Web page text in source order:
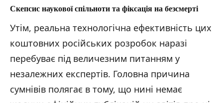
Скепсис наукової спільноти та фіксація на безсмерті
Утім, реальна технологічна ефективність цих
коштовних російських розробок наразі
перебуває під величезним питанням у
незалежних експертів. Головна причина
сумнівів полягає в тому, що нині немає